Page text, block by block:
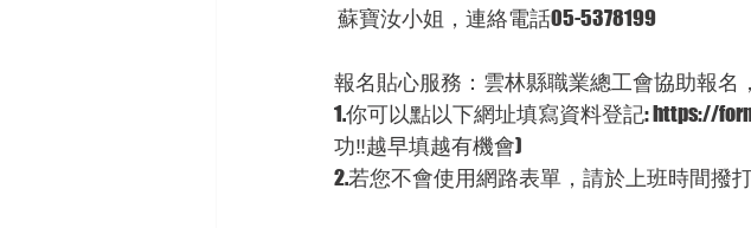
蘇寶汝小姐，連絡電話05-5378199
報名貼心服務：雲林縣職業總工會協助報名
1.你可以點以下網址填寫資料登記: https://
功‼️越早填越有機會)
2.若您不會使用網路表單，請於上班時間撥